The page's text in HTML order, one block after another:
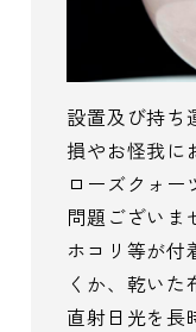
設置及び持ち
損やお怪我に
ローズクォー
問題ございま
ホコリ等が付
くか、乾いた
直射日光を長